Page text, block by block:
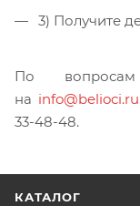
3) Получите
По
на info@belioci.ru
33-48-48.
КАТАЛОГ